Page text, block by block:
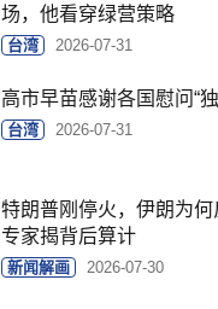
场，他看穿绿营策略
台湾 2026-07-31
高市早苗感谢各国慰问“
台湾 2026-07-31
特朗普刚停火，伊朗为何
专家揭背后算计
新闻解画 2026-07-30